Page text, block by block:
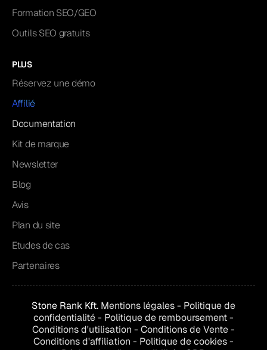
Formation SEO/GEO
Outils SEO gratuits
PLUS
Réservez une démo
Affilié
Documentation
Kit de marque
Newsletter
Blog
Avis
Plan du site
Etudes de cas
Partenaires
Stone Rank Kft. Mentions légales- Politique de
confidentialité- Politique de remboursement-
Conditions d'utilisation - Conditions deVente-
Conditions d'affiliation - Politique de cookies-